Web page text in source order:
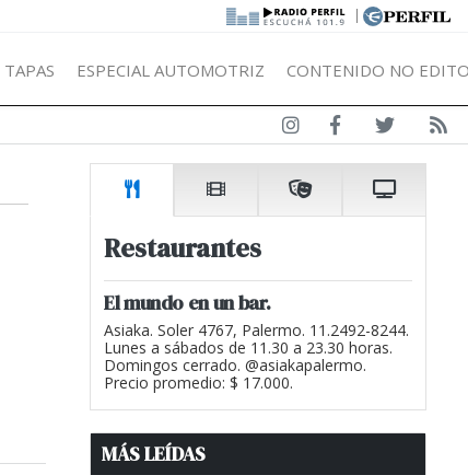
|
TAPAS ESPECIAL AUTOMOTRIZ CONTENIDO NO
Restaurantes
El mundo en un bar.
Asiaka. Soler 4767, Palermo. 11.2492-8244.
Lunes a sábados de 11.30 a 23.30 horas.
Domingos cerrado. @asiakapalermo.
Precio promedio: $ 17.000.
MÁS LEÍDAS